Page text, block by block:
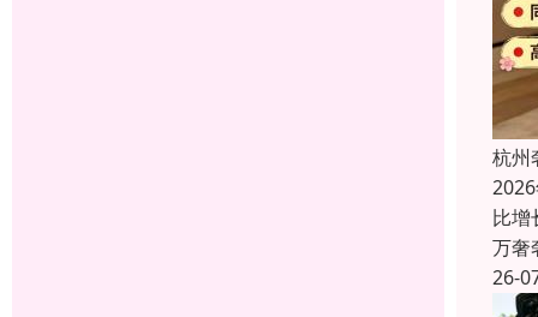
杭州
比增
万奢
26-